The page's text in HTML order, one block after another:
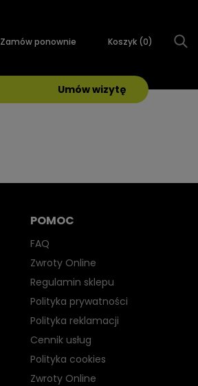
Zamów ponownie Koszyk (0)
Umów wizytę
POMOC
FAQ
Zwroty Online
Regulamin sklepu
Polityka prywatności
Polityka reklamacji
Cennik usług
Polityka cookies
Zwroty Online